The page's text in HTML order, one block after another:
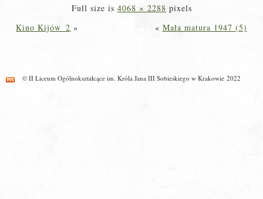
Full size is 4068 × 2288 pixels
Kino Kijów_2 » « Mała matura 1947 (5)
© II Liceum Ogólnokształcące im. Króla Jana III Sobieskiego w Krakowie 2022